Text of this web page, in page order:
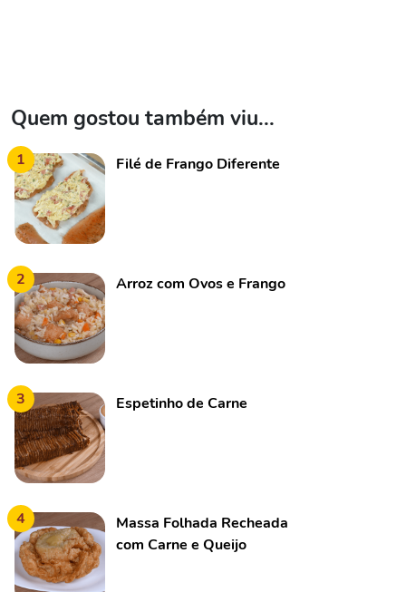
Quem gostou também viu...
1 Filé de Frango Diferente
2 Arroz com Ovos e Frango
3 Espetinho de Carne
4
Massa Folhada Recheada
com Carne e Queijo